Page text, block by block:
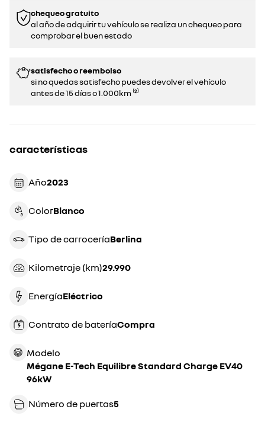
chequeo gratuito
al año de adquirir tu vehículo se realiza un chequeo para
comprobar el buen estado​​
satisfecho o reembolso
si no quedas satisfecho puedes devolver el vehículo
antes de 15 días o 1.000km ⁽²⁾
características
Año 2023
Color blanco
Tipo de carrocería berlina
Kilometraje (km) 29.990
Energía eléctrico
Contrato de batería compra
Modelo
Mégane E-Tech Equilibre Standard Charge EV40
96kW
Número de puertas5